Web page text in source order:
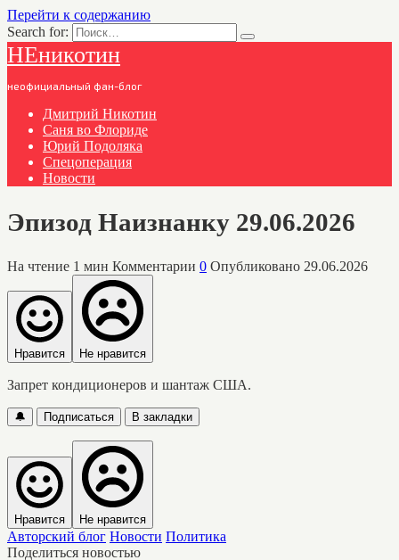
Перейти к содержанию
Search for:
НЕникотин
неофициальный фан-блог
Дмитрий Никотин
Саня во Флориде
Юрий Подоляка
Спецоперация
Новости
Эпизод Наизнанку 29.06.2026
На чтение 1 мин Комментарии 0 Опубликовано 29.06.2026
Нравится Не нравится
Запрет кондиционеров и шантаж США.
🔔 Подписаться В закладки
Нравится Не нравится
Авторский блог Новости Политика
Поделиться новостью